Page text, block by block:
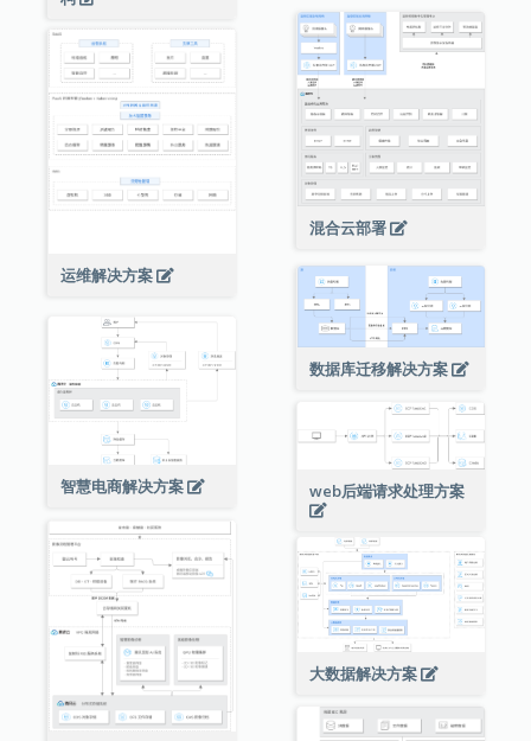
混合云部署
运维解决方案
数据库迁移解决方案
智慧电商解决方案 web后端请求处理方案
大数据解决方案